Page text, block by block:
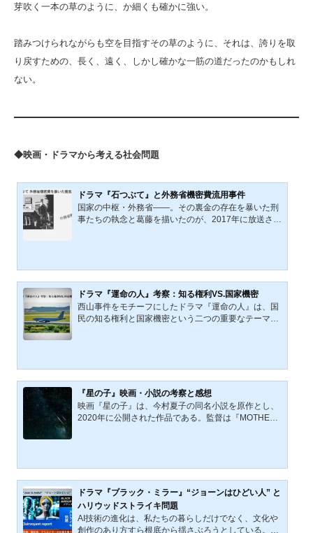
芽吹く一本の草のように、か細くも確かに強い。
踏みつけられながらも空を目指すその草のように、それは、誇りを取
り戻すための、長く、遠く、しかし確かな一筋の道だったのかもしれ
ない。
◆映画・ドラマから考える社会問題
ドラマ『石つぶて』と外務省機密費流用事件
国家の中枢・外務省――。その裏金の存在を暴いた刑
事たちの執念と葛藤を描いたのが、2017年に放送され
の事件は、単なる汚職や個人の不正ではない。領収書
不要で監査も免除される「外交機密費」という国家の
特権的な資金が、組織ぐるみで私的に流用されていた
実態が明らかになっ...
ドラマ『運命の人』考察：知る権利VS.国家機密
西山事件をモチーフにしたドラマ『運命の人』は、国
民の知る権利と国家機密という二つの重要なテーマの
シー権、国家安全保障の必要性の間のバランスをどの
ように取るかという、普遍的で永続的な問題につなが
っている。さらに、ドラマ『運命の人』は、権力を追
求する政治家同士の...
『星の子』映画・小説の考察と感想
映画『星の子』は、今村夏子の同名小説を原作とし、
2020年に公開された作品である。監督は『MOTHER
とは何か、人は何を拠り所にして生きるのか。本作
は、静かな光の中にそうした問いを浮かび上がらせ
る。 原作が持つ淡々とした筆致と、一人称の語りが生
み出す孤独感は、映画で...
ドラマ『ブラック・ミラー』“ジョーンはひどい人” と
ハリウッドストライキ問題
AI技術の進化は、私たちの暮らしだけでなく、文化や
創作のあり方すら根底から揺さぶろうとしている。映